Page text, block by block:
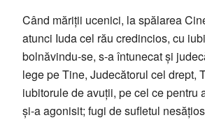
Când măriţii ucenici, la spălarea
atunci Iuda cel rău credincios, cu
bolnăvindu-se, s-a întunecat şi
lege pe Tine, Judecătorul cel drept,
iubitorule de avuţii, pe cel ce pentru
şi-a agonisit; fugi de sufletul